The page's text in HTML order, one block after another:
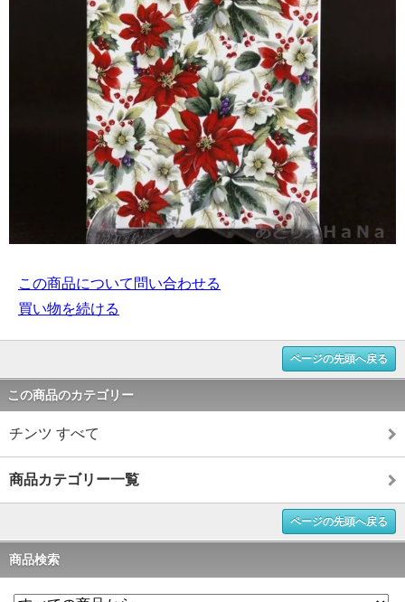
この商品について問い合わせる
買い物を続ける
ページの先頭へ戻る
この商品のカテゴリー
チンツ すべて
商品カテゴリー一覧
ページの先頭へ戻る
商品検索